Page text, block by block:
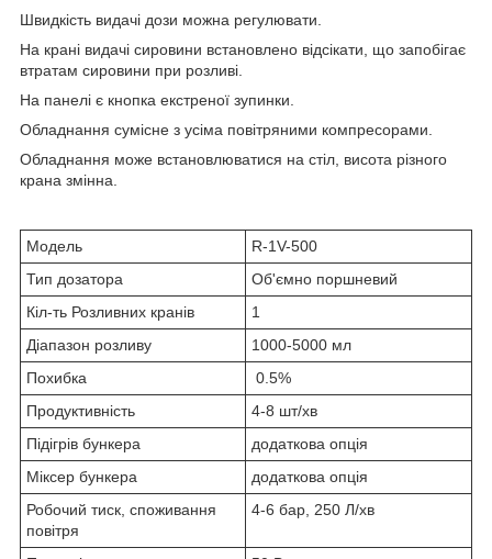
Швидкість видачі дози можна регулювати.
На крані видачі сировини встановлено відсікати, що запобігає
втратам сировини при розливі.
На панелі є кнопка екстреної зупинки.
Обладнання сумісне з усіма повітряними компресорами.
Обладнання може встановлюватися на стіл, висота різного
крана змінна.
Модель
R-1V-500
Тип дозатора
Об'ємно поршневий
Кіл-ть Розливних кранів
1
Діапазон розливу
1000-5000 мл
Похибка
0.5%
Продуктивність
4-8 шт/хв
Підігрів бункера
додаткова опція
Міксер бункера
додаткова опція
Робочий тиск, споживання
повітря
4-6 бар, 250 Л/хв